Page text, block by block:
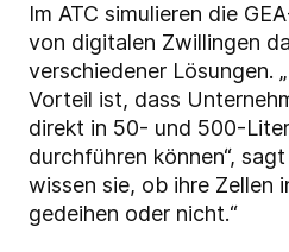
Im ATC simulieren die
von digitalen Zwillingen
verschiedener Lösungen.
Vorteil ist, dass
direkt in 50- und 500-
durchführen können“,
wissen sie, ob ihre Zellen
gedeihen oder nicht.“